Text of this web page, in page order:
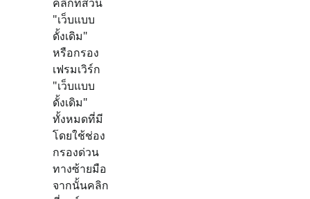
"เว็บแบบ
ดั้งเดิม"
หรือกรอง
เฟรมเวิร์ก
"เว็บแบบ
ดั้งเดิม"
ทั้งหมดที่มี
โดยใช้ช่อง
กรองด่วน
ทางซ้ายมือ
จากนั้นคลิก